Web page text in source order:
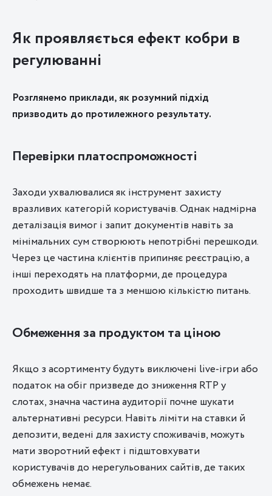
Як проявляється ефект кобри в
регулюванні
Розглянемо приклади, як розумний підхід
призводить до протилежного результату.
Перевірки платоспроможності
Заходи ухвалювалися як інструмент захисту
вразливих категорій користувачів. Однак надмірна
деталізація вимог і запит документів навіть за
мінімальних сум створюють непотрібні перешкоди.
Через це частина клієнтів припиняє реєстрацію, а
інші переходять на платформи, де процедура
проходить швидше та з меншою кількістю питань.
Обмеження за продуктом та ціною
Якщо з асортименту будуть виключені live-ігри або
податок на обіг призведе до зниження RTP у
слотах, значна частина аудиторії почне шукати
альтернативні ресурси. Навіть ліміти на ставки й
депозити, ведені для захисту споживачів, можуть
мати зворотний ефект і підштовхувати
користувачів до нерегульованих сайтів, де таких
обмежень немає.